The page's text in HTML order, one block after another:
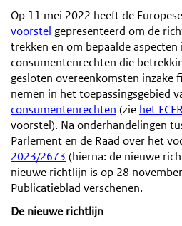
Op 11 mei 2022 heeft de
voorstel gepresenteerd om de
trekken en om bepaalde
consumentenrechten die
gesloten overeenkomsten inzake
nemen in het toepassingsgebied
consumentenrechten (zie het
voorstel). Na onderhandelingen
Parlement en de Raad over het
2023/2673 (hierna: de nieuwe
nieuwe richtlijn is op 28
Publicatieblad verschenen.
De nieuwe richtlijn